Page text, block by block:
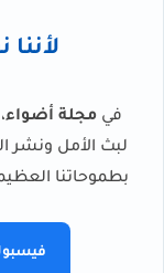
في مجلة أضواء
لبث الأمل ونشر
بطموحاتنا